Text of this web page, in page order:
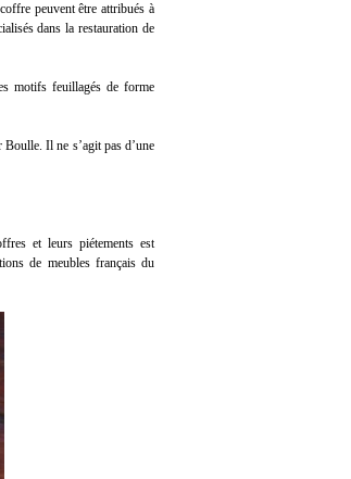
peuvent être attribués à
dans la restauration de
motifs feuillagés de forme
Il ne s’agit pas d’une
et leurs piétements est
de meubles français du